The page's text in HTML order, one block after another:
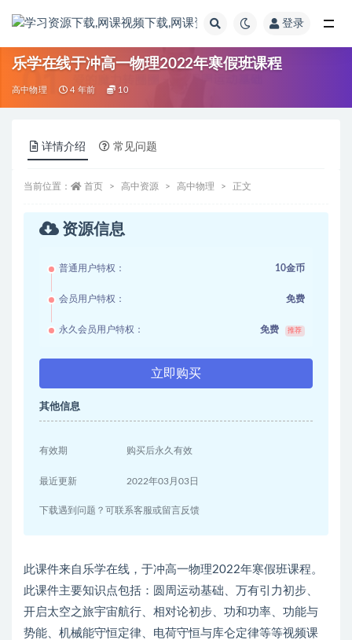
登录
乐学在线于冲高一物理2022年寒假班课程
高中物理 4 年前 10
详情介绍 常见问题
当前位置： 首页 高中资源 高中物理 正文
资源信息
普通用户特权： 10金币
会员用户特权： 免费
永久会员用户特权： 免费 推荐
立即购买
其他信息
有效期 购买后永久有效
最近更新 2022年03月03日
下载遇到问题？可联系客服或留言反馈
此课件来自乐学在线，于冲高一物理2022年寒假班课程。
此课件主要知识点包括：圆周运动基础、万有引力初步、
开启太空之旅宇宙航行、相对论初步、功和功率、功能与
势能、机械能守恒定律、电荷守恒与库仑定律等等视频课